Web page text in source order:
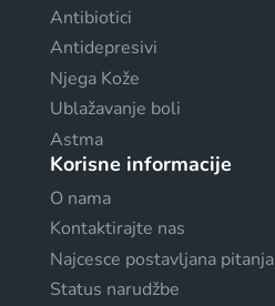
Antibiotici
Antidepresivi
Njega Kože
Ublažavanje boli
Astma
Korisne informacije
O nama
Kontaktirajte nas
Najcesce postavljana pitanja
Status narudžbe